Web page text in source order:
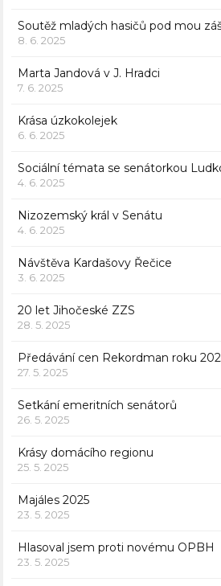
Soutěž mladých hasičů pod mou
8. 6. 2025
Marta Jandová v J. Hradci
7. 6. 2025
Krása úzkokolejek
6. 6. 2025
Sociální témata se senátorkou
4. 6. 2025
Nizozemský král v Senátu
4. 6. 2025
Návštěva Kardašovy Řečice
3. 6. 2025
20 let Jihočeské ZZS
28. 5. 2025
Předávání cen Rekordman roku
27. 5. 2025
Setkání emeritních senátorů
26. 5. 2025
Krásy domácího regionu
25. 5. 2025
Majáles 2025
23. 5. 2025
Hlasoval jsem proti novému OPBH
23. 5. 2025